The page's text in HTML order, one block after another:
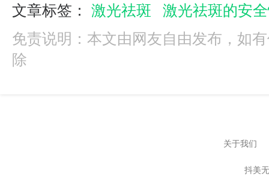
文章标签： 激光祛斑
激光祛斑的安
免责说明：本文由网友自由发布，如
除
关于我们
抖美